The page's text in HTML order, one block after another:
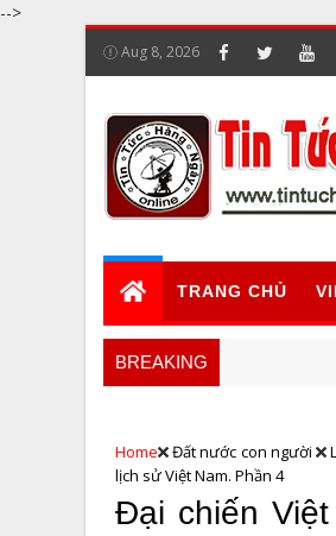
-->
Aug 8, 2026
TRANG CHỦ
BREAKING
Home Đất nước con người
lịch sử Việt Nam. Phần 4
Đại chiến